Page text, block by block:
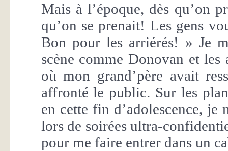
Mais à l’époque, dès qu’on
qu’on se prenait! Les gens
Bon pour les arriérés! » Je
scène comme Donovan et les
où mon grand’père avait
affronté le public. Sur les
en cette fin d’adolescence, je
lors de soirées ultra-
pour me faire entrer dans un